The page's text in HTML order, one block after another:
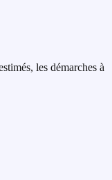
les démarches à